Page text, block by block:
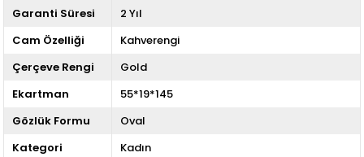
Garanti Süresi
2 Yıl
Cam Özelliği
Kahverengi
Çerçeve Rengi
Gold
Ekartman
55*19*145
Gözlük Formu
Oval
Kategori
Kadın